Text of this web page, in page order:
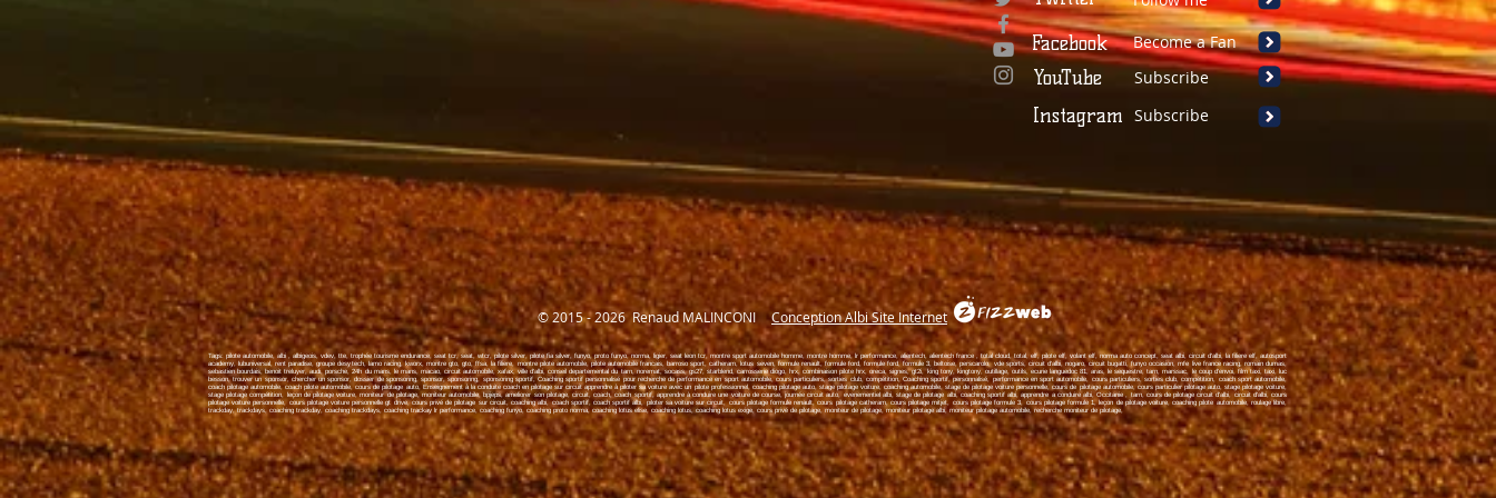
Facebook Become a Fan
YouTube Subscribe
Instagram Subscribe
Conception Albi Site Internet
© 2015 - 2026 Renaud MALINCONI
Tags: pilote automobile, albi , albigeois, vdev, tte, trophée tourisme endurance, seat tcr, seat, wtcr, pilote silver, pilote fia silver, funyo, proto funyo, norma, ligier, seat leon tcr, montre sport automobile homme, montre homme, lr performance, alientech, alientech france , total cloud, total, elf, pilote elf, volant elf, norma auto concept, seat albi, circuit d'albi, la filiere elf, autosport
academy, lubuniversal, rent paradise, groupe desytech, lamo racing, kworx, montre gto, gto, ffsa, la filiere, montre pilote automobile, pilote automobile francais, barroso sport, catheram, lotus seven, formule renault, formule ford, formule ford, formule 3, beltoise, perscarolo, vde sports, circuit d'albi, nogaro, circuit bugatti, funyo occasion, mfe live france racing, romain dumas,
sebastien bourdais, benoit treluyer, audi, porsche, 24h du mans, le mans, macao, circuit automobile, xafax, ville d'albi, conseil departemental du tarn, noremat, socass, gs27, starblend, carrosserie diogo, hrx, combinaison pilote hrx, oreca, signes, gt2i, king tony, kingtony, outillage, outils, ecurie languedoc 81, aras, le sequestre, tarn, marssac, le coup d'envoi, film taxi, taxi, luc
besson, trouver un sponsor, chercher un sponsor, dossier de sponsoring, sponsor, sponsoring, sponsoring sportif, Coaching sportif personnalisé pour recherche de performance en sport automobile, cours particuliers, sorties club, compétition, Coaching sportif, personnalisé, performance en sport automobile, cours particuliers, sorties club, compétition, coach sport automobile,
coach pilotage automobile, coach pilote automobile, cours de pilotage auto, Enseignement à la conduite coach en pilotage sur circuit apprendre à piloter sa voiture avec un pilote professionnel, coaching pilotage auto, stage pilotage voiture, coaching automobile, stage de pilotage voiture personnelle, cours de pilotage automobile, cours particulier pilotage auto, stage pilotage voiture,
stage pilotage compétition, leçon de pilotage voiture, moniteur de pilotage, moniteur automobile, bpjeps, ameliorer son pilotage, circuit, coach, coach sportif, apprendre à conduire une voiture de course, journée circuit auto, evenementiel albi, stage de pilotage albi, coaching sportif albi, apprendre a conduire albi,Occitanie , tarn, cours de pilotage circuit d'albi, circuit d'albi, cours
pilotage voiture personnelle, cours pilotage voiture personnelle gt drive, cours privé de pilotage sur circuit, coaching albi, coach sportif, coach sportif albi, piloter sa voiture sur circuit, cours pilotage formule renault, cours pilotage catheram, cours pilotage mitjet, cours pilotageformule 3, cours pilotage formule 1, leçon de pilotage voiture, coaching pilote automobile, roulage libre,
trackday, trackdays, coaching trackday, coaching trackdays, coaching trackay lr performance, coaching funyo, coaching proto norma, coaching lotus elise, coaching lotus, coaching lotus exige, cours privé de pilotage, moniteur de pilotage, moniteur pilotage albi, moniteur pilotage automobile, recherche moniteur de pilotage,